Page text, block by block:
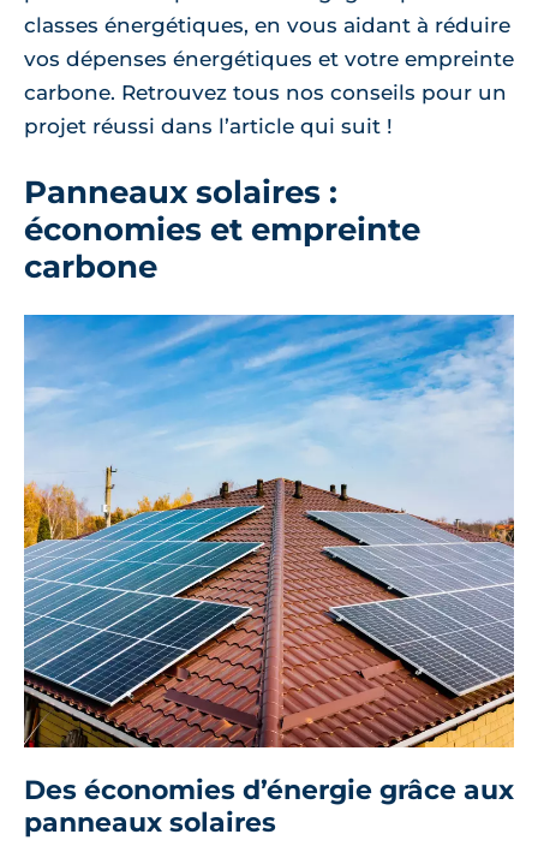
classes énergétiques, en vous aidant à réduire
vos dépenses énergétiques et votre empreinte
carbone. Retrouvez tous nos conseils pour un
projet réussi dans l’article qui suit !
Panneaux solaires :
économies et empreinte
carbone
Des économies d’énergie grâce aux
panneaux solaires